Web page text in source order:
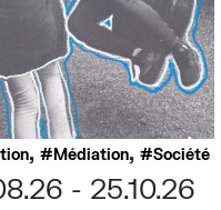
, Médiation, Société
25.10.26